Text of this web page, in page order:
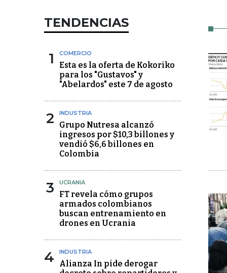
TENDENCIAS
1 COMERCIO
Esta es la oferta de Kokoriko
para los "Gustavos" y
"Abelardos" este 7 de agosto
2 INDUSTRIA
Grupo Nutresa alcanzó
ingresos por $10,3 billones y
vendió $6,6 billones en
Colombia
3 UCRANIA
FT revela cómo grupos
armados colombianos
buscan entrenamiento en
drones en Ucrania
4 INDUSTRIA
Alianza In pide derogar